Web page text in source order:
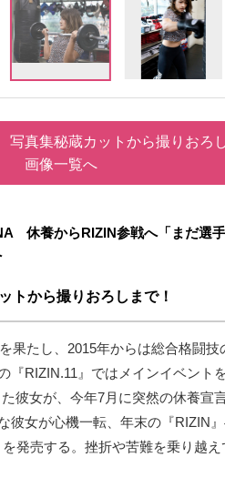
真集秘蔵カットから撮りおろし
画像一覧へ
休養からRIZIN参戦へ「まだ選
から撮りおろしまで！
果たし、2015年からは総合格闘
『RIZIN.11』ではメインイベント
彼女が、今年7月に突然の休養宣
女が心機一転、年末の『RIZIN』
発売する。挫折や苦難を乗り越